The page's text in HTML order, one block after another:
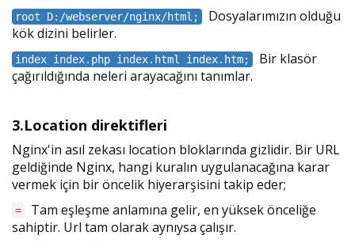
root D:/webserver/nginx/html;
Dosyalarımızın olduğu
kök dizini belirler.
index index.php index.html index.htm;
Bir klasör
çağırıldığında neleri arayacağını tanımlar.
3.Location direktifleri
Nginx'in asıl zekası location bloklarında gizlidir. Bir URL
geldiğinde Nginx, hangi kuralın uygulanacağına karar
vermek için bir öncelik hiyerarşisini takip eder;
=
Tam eşleşme anlamına gelir, en yüksek önceliğe
sahiptir. Url tam olarak aynıysa çalışır.